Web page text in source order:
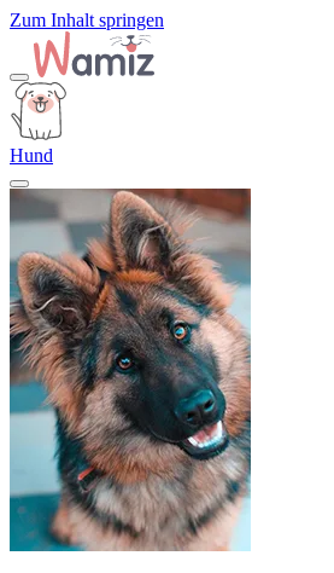
Zum Inhalt springen
Hund